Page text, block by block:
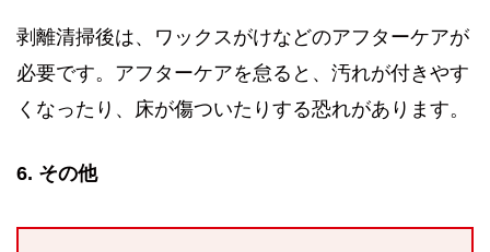
剥離清掃後は、ワックスがけなどのアフターケアが
必要です。アフターケアを怠ると、汚れが付きやす
くなったり、床が傷ついたりする恐れがあります。
6. その他